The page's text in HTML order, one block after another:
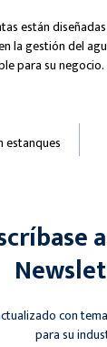
están
la gestión del
para su negocio.
estanques
con
para su